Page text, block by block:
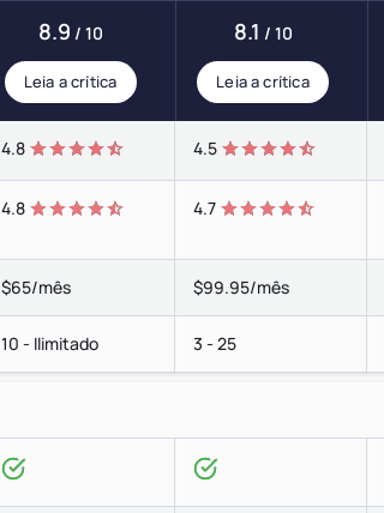
8.9 / 10
Leia a crítica
8.1 / 10
Leia a crítica
4.8 4.5
4.8 4.7
$65/mês $99.95/mês
10 - Ilimitado 3 - 25